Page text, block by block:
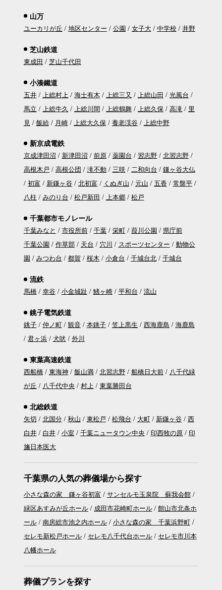
山万
ユーカリが丘 地区センター 公園 女子大 中学校 井野
芝山鉄道
東成田 芝山千代田
小湊鐵道
五井 上総村上 海士有木 上総三又 上総山田
光風台
馬立
上総牛久 上総川間 上総鶴舞 上総久保 高滝
里
見
飯給 月崎 上総大久保 養老渓谷 上総中野
新京成電鉄
京成津田沼 新津田沼 前原 薬園台 習志野
北習志野
高根木戸
高根公団 滝不動 三咲 二和向台
鎌ヶ谷大仏
初富
新鎌ヶ谷 北初富 くぬぎ山 元山 五香
常盤平
八柱
みのり台 松戸新田 上本郷 松戸
千葉都市モノレール
千葉みなと 市役所前 千葉 栄町 葭川公園
県庁前
千葉公園
作草部 天台 穴川 スポーツセンター
動物公
園
みつわ台 都賀 桜木 小倉台 千城台北 千城台
流鉄
馬橋 幸谷 小金城趾 鰭ヶ崎 平和台 流山
銚子電気鉄道
銚子 仲ノ町 観音 本銚子 笠上黒生 西海鹿島
海鹿島
君ヶ浜
犬吠 外川
東葉高速鉄道
西船橋 東海神 飯山満 北習志野 船橋日大前
八千代緑
が丘
八千代中央 村上 東葉勝田台
北総鉄道
矢切 北国分 秋山 東松戸 松飛台 大町 新鎌ヶ谷
西
白井
白井 小室 千葉ニュータウン中央 印西牧の原
印
旛日本医大
千葉県の人気の葬儀場から探す
小さな森の家 鎌ヶ谷初富
サンセルモ玉泉院 蘇我会館
緑区あすみが丘ホール
成田市花崎町ホール
館山市北条ホ
ール
南房総市池之内ホール
小さな森の家 千葉浜野町
セレモ新松戸ホール
セレモ八千代台ホール
セレモ市川本
八幡ホール
葬儀プランを探す